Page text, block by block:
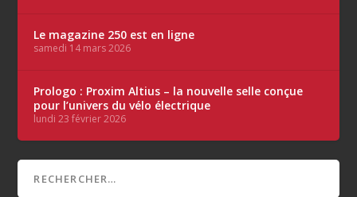
Le magazine 250 est en ligne
samedi 14 mars 2026
Prologo : Proxim Altius – la nouvelle selle conçue
pour l’univers du vélo électrique
lundi 23 février 2026